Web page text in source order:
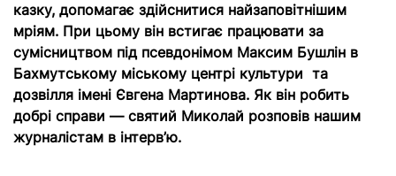
казку, допомагає здійснитися найзаповітнішим
мріям. При цьому він встигає працювати за
сумісництвом під псевдонімом Максим Бушлін в
Бахмутському міському центрі культури та
дозвілля імені Євгена Мартинова. Як він робить
добрі справи — святий Миколай розповів нашим
журналістам в інтерв’ю.